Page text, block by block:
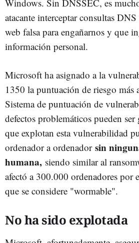
Windows. Sin DNSSEC, es
atacante interceptar consultas
web falsa para engañarnos y que
información personal.
Microsoft ha asignado a la
1350 la puntuación de riesgo más
Sistema de puntuación de
defectos problemáticos pueden ser
que explotan esta vulnerabilidad
ordenador a ordenador sin
humana, siendo similar al
afectó a 300.000 ordenadores por
que se considere "wormable".
No ha sido explotada